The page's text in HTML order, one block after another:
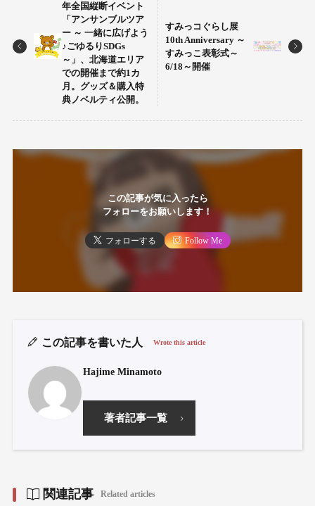
年全国縦断イベント
「アンサンブルツア
ー ～ 一緒に広げよう
♪ごゆるりSDGs
～」、北海道エリア
での開催まで約1カ
月。グッズ＆購入特
典ノベルティ公開。
すみっコぐらし展
10th Anniversary ～
すみっこ表彰式～
6/18～開催
この記事が気に入ったら
フォローをお願いします！
フォローする Follow Me
この記事を書いた人 Wrote this article
Hajime Minamoto
著者記事一覧
関連記事 Related articles